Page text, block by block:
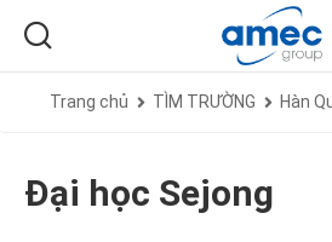
Trang chủ TÌM TRƯỜNG Hàn
Đại học Sejong